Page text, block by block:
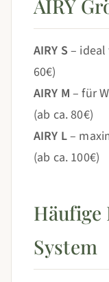
AIRY
AIRY S – ideal
60€)
AIRY M – für
(ab ca. 80€)
AIRY L–
(ab ca. 100€)
Häufige
System